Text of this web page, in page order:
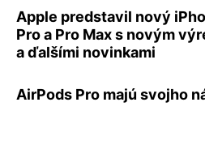
Apple predstavil nový
Pro a Pro Max s novým
a ďalšími novinkami
AirPods Pro majú svojho